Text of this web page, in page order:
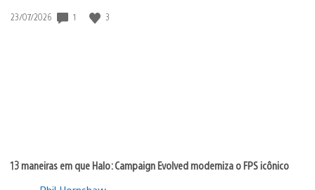
Data
23/07/2026 1 3
13 maneiras em que Halo: Campaign Evolved moderniza o FPS icônico